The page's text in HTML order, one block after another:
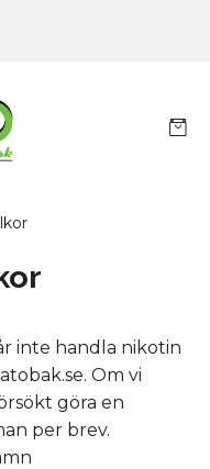
inte handla nikotin
Om vi
göra en
per brev.